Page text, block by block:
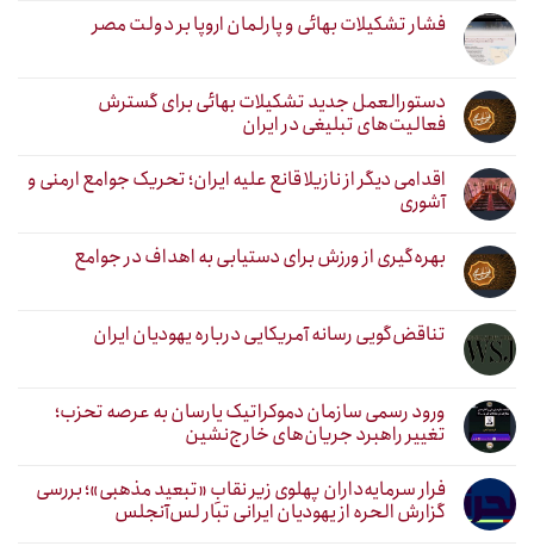
فشار تشکیلات بهائی و پارلمان اروپا بر دولت مصر
دستورالعمل جدید تشکیلات بهائی برای گسترش
فعالیت‌های تبلیغی در ایران
اقدامی دیگر از نازیلا قانع علیه ایران؛ تحریک جوامع ارمنی و
آشوری
بهره‌گیری از ورزش برای دستیابی به اهداف در جوامع
تناقض‌گویی رسانه آمریکایی درباره یهودیان ایران
ورود رسمی سازمان دموکراتیک یارسان به عرصه تحزب؛
تغییر راهبرد جریان‌های خارج‌نشین
فرار سرمایه‌داران پهلوی زیر نقابِ «تبعید مذهبی»؛ بررسی
گزارش الحره از یهودیان ایرانی تبار لس‌آنجلس